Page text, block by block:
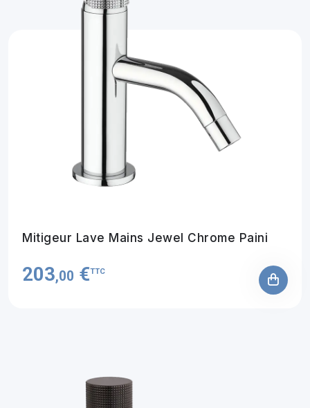
Mitigeur Lave Mains Jewel Chrome Paini
203,00 €TTC